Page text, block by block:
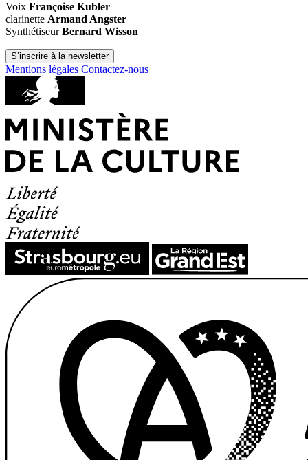
Voix Françoise Kubler
clarinette Armand Angster
SynthétiseurBernard Wisson
S’inscrire à la newsletter
Mentions légales Contactez-nous